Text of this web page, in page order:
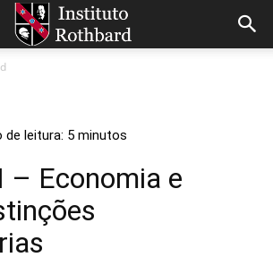
– Economia e